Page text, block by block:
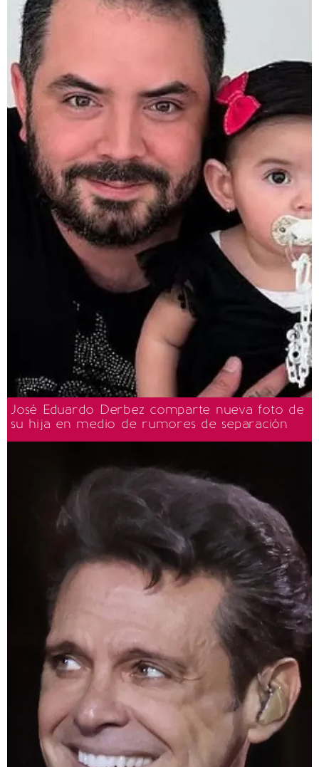
José Eduardo Derbez comparte nueva foto de
su hija en medio de rumores de separación